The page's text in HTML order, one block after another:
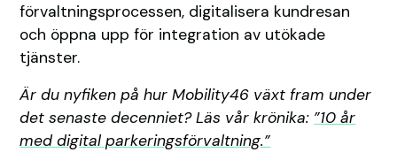
förvaltningsprocessen, digitalisera kundresan
och öppna upp för integration av utökade
tjänster.
Är du nyfiken på hur Mobility46 växt fram under
det senaste decenniet? Läs vår krönika: ”10 år
med digital parkeringsförvaltning.”